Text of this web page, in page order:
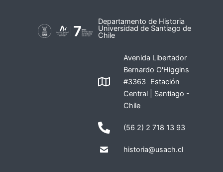
Departamento de Historia
Universidad de Santiago de
Chile
Avenida Libertador
Bernardo O'Higgins
#3363 Estación
Central | Santiago -
Chile
(56 2) 2 718 13 93
historia@usach.cl